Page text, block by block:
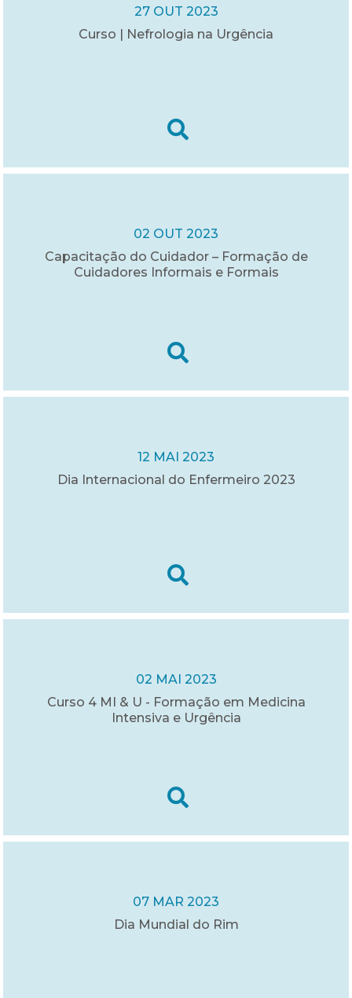
27 OUT 2023
Curso | Nefrologia na Urgência
02 OUT 2023
Capacitação do Cuidador – Formação de
Cuidadores Informais e Formais
12 MAI 2023
Dia Internacional do Enfermeiro 2023
02 MAI 2023
Curso 4 MI & U - Formação em Medicina
Intensiva e Urgência
07 MAR 2023
Dia Mundial do Rim